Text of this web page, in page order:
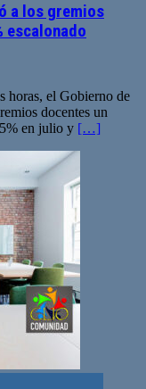
a los gremios
escalonado
horas, el Gobierno de
docentes un
en julio y […]